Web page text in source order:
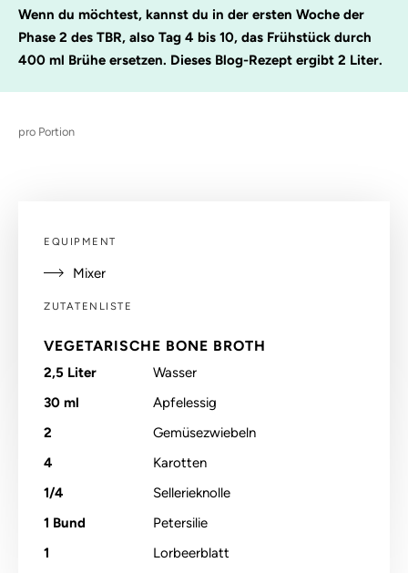
Wenn du möchtest, kannst du in der ersten Woche der
Phase 2 des TBR, also Tag 4 bis 10, das Frühstück durch
400 ml Brühe ersetzen. Dieses Blog-Rezept ergibt 2 Liter.
pro Portion
EQUIPMENT
Mixer
ZUTATENLISTE
VEGETARISCHE BONE BROTH
2,5 Liter
Wasser
30 ml
Apfelessig
2
Gemüsezwiebeln
4
Karotten
1/4
Sellerieknolle
1 Bund
Petersilie
1
Lorbeerblatt